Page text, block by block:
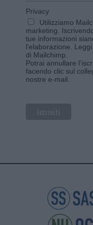
Privacy
Utilizziamo
marketing.
tue informazioni
l'elaborazione.
di Mailchimp
Potrai annullare
facendo clic sul
nostre e-mail.